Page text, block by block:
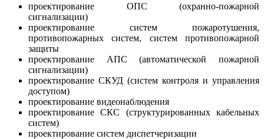
проектирование ОПС (охранно-пожарной
сигнализации)
проектирование систем пожаротушения,
противопожарных систем, систем противопожарной
защиты
проектирование АПС (автоматической пожарной
сигнализации)
проектирование СКУД (систем контроля и управления
доступом)
проектирование видеонаблюдения
проектирование СКС (структурированных кабельных
систем)
проектирование систем диспетчеризации